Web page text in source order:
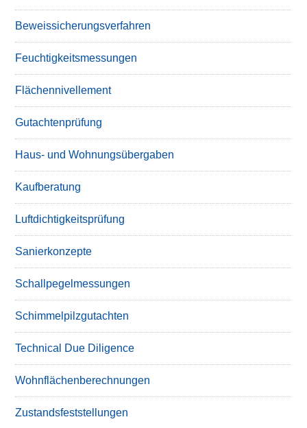
Beweissicherungsverfahren
Feuchtigkeitsmessungen
Flächennivellement
Gutachtenprüfung
Haus- und Wohnungsübergaben
Kaufberatung
Luftdichtigkeitsprüfung
Sanierkonzepte
Schallpegelmessungen
Schimmelpilzgutachten
Technical Due Diligence
Wohnflächenberechnungen
Zustandsfeststellungen